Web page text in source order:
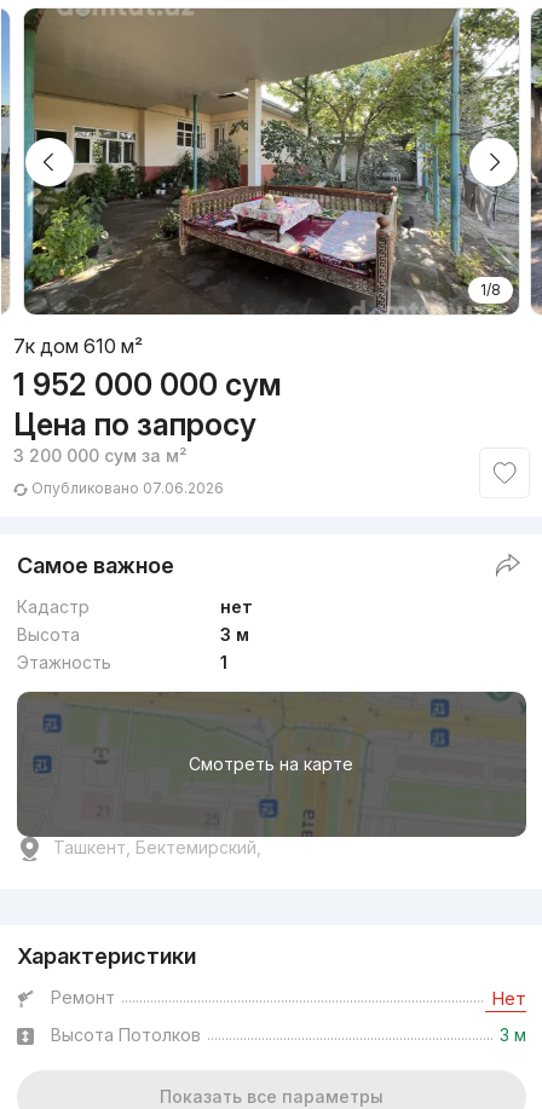
1/8
7к дом 610 м²
1 952 000 000 сум
Цена по запросу
3 200 000 сум за м²
Опубликовано 07.06.2026
Самое важное
Кадастр
нет
Высота
3 м
Этажность
1
Смотреть на карте
Ташкент, Бектемирский,
Характеристики
Ремонт Нет
Высота Потолков 3 м
Показать все параметры